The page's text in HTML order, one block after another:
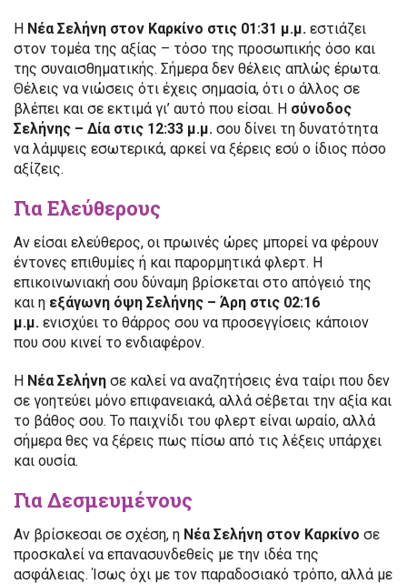
Η Νέα Σελήνη στον Καρκίνο στις 01:31 μ.μ. εστιάζει
στον τομέα της αξίας – τόσο της προσωπικής όσο και
της συναισθηματικής. Σήμερα δεν θέλεις απλώς έρωτα.
Θέλεις να νιώσεις ότι έχεις σημασία, ότι ο άλλος σε
βλέπει και σε εκτιμά γι’ αυτό που είσαι. Η σύνοδος
Σελήνης – Δία στις 12:33 μ.μ. σου δίνει τη δυνατότητα
να λάμψεις εσωτερικά, αρκεί να ξέρεις εσύ ο ίδιος πόσο
αξίζεις.
Για Ελεύθερους
Αν είσαι ελεύθερος, οι πρωινές ώρες μπορεί να φέρουν
έντονες επιθυμίες ή και παρορμητικά φλερτ. Η
επικοινωνιακή σου δύναμη βρίσκεται στο απόγειό της
και η εξάγωνη όψη Σελήνης – Άρη στις 02:16
μ.μ. ενισχύει το θάρρος σου να προσεγγίσεις κάποιον
που σου κινεί το ενδιαφέρον.
Η Νέα Σελήνη σε καλεί να αναζητήσεις ένα ταίρι που δεν
σε γοητεύει μόνο επιφανειακά, αλλά σέβεται την αξία και
το βάθος σου. Το παιχνίδι του φλερτ είναι ωραίο, αλλά
σήμερα θες να ξέρεις πως πίσω από τις λέξεις υπάρχει
και ουσία.
Για Δεσμευμένους
Αν βρίσκεσαι σε σχέση, η Νέα Σελήνη στον Καρκίνο σε
προσκαλεί να επανασυνδεθείς με την ιδέα της
ασφάλειας. Ίσως όχι με τον παραδοσιακό τρόπο, αλλά με